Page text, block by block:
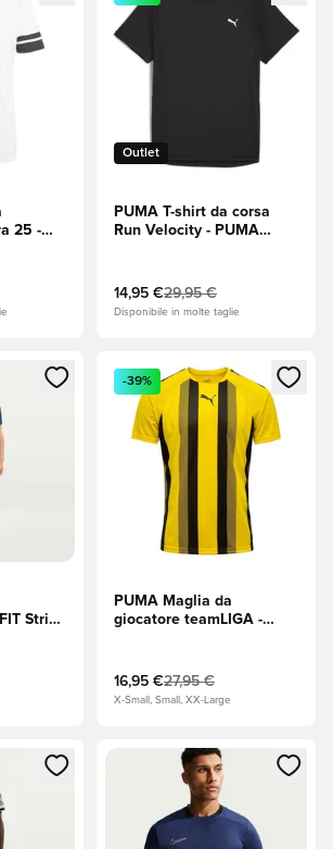
25 -
Outlet
PUMA T-shirt da corsa
Run Velocity - PUMA
14,95 €29,95 €
Disponibile in molte taglie
modale per accedere o registrarsi come
Strike
Apre una finestra modale
-39%
PUMA Maglia da
giocatore teamLIGA -
(Nero)
16,95 €27,95 €
X-Small, Small, XX-Large
modale per accedere o registrarsi come
Apre una finestra modale